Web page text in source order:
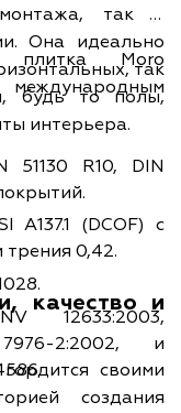
так и
Она идеально
так
будь то полы,
интерьера.
плитка Moro
международным
51130 R10, DIN
A137.1 (DCOF) с
0,42.
12633:2003,
2:2002, и
качество и
своими
создания